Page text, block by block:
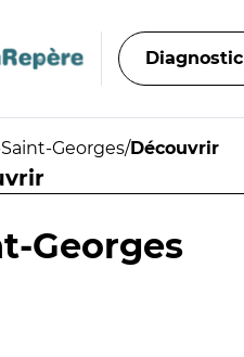
Diagnostic
Georges/Découvrir
Georges